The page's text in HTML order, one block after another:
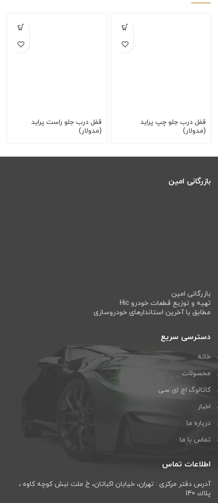
قفل درب جلو چپ پرايد
(مدولار)
قفل درب جلو راست پرايد
(مدولار)
بازرگانی امین
بازرگانی امین
تهیه و توزیع قطعات خودرو Hic
مطابق با آخرین استاندارهای خودروسازی
دسترسی سریع
خانه
محصولات
کاتالوگ اچ ای سی
اخبار
درباره ما
تماس با ما
اطلاعات تماس
آدرس دفتر مرکزی : تهران، خيابان اكباتان، خ ملت نبش كوچه كاوه ،
پلاك 140